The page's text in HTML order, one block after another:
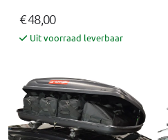
€ 48,00
Uit voorraad leverbaar